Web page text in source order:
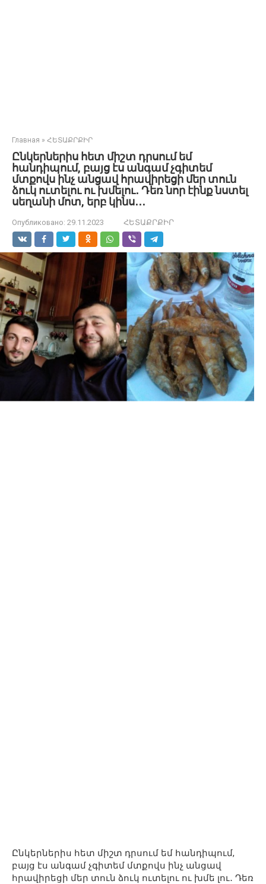
Главная » ՀԵՏԱՔՐՔԻՐ
Ընկերներիս հետ միշտ դրսում եմ
հանդիպում, բայց էս անգամ չգիտեմ
մտքովս ինչ անցավ հրավիրեցի մեր տուն
ձուկ ուտելու ու խմելու․ Դեռ նոր էինք նստել
սեղանի մոտ, երբ կինս․․․
Опубликовано: 29.11.2023 ՀԵՏԱՔՐՔԻՐ
Ընկերներիս հետ միշտ դրսում եմ հանդիպում,
բայց էս անգամ չգիտեմ մտքովս ինչ անցավ
հրավիրեցի մեր տուն ձուկ ուտելու ու խմե լու․ Դեռ